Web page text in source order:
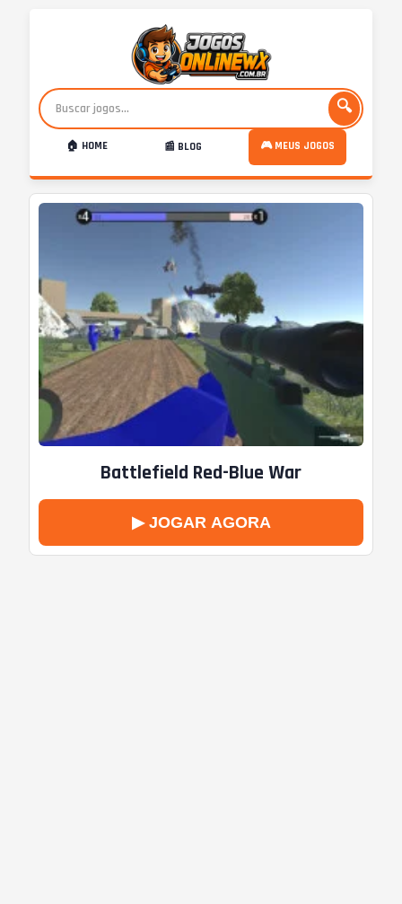
🔍
🏠 HOME 📰 BLOG 🎮 MEUS JOGOS
Battlefield Red-Blue War
▶ JOGAR AGORA